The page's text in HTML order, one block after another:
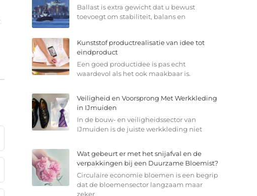
Ballast is extra gewicht dat u bewust
toevoegt om stabiliteit, balans en
Kunststof productrealisatie van idee tot
eindproduct
Een goed productidee is pas echt
waardevol als het ook maakbaar is.
Veiligheid en Voorsprong Met Werkkleding
in IJmuiden
In de bouw- en veiligheidssector van
IJmuiden is de juiste werkkleding niet
Wat gebeurt er met het snijafval en de
verpakkingen bij een Duurzame Bloemist?
Circulaire economie bloemen is een begrip
dat de bloemensector langzaam maar
zeker